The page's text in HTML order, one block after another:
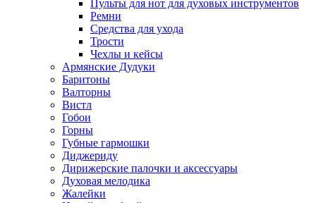
Пульты для нот для духовых инструментов
Ремни
Средства для ухода
Трости
Чехлы и кейсы
Армянские Дудуки
Баритоны
Валторны
Вистл
Гобои
Горны
Губные гармошки
Диджериду
Дирижерские палочки и аксессуары
Духовая мелодика
Жалейки